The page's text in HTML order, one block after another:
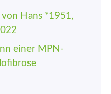
Hans *1951,
einer MPN-